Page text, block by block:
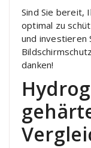
Sind Sie bereit,
optimal zu
und investieren
danken!